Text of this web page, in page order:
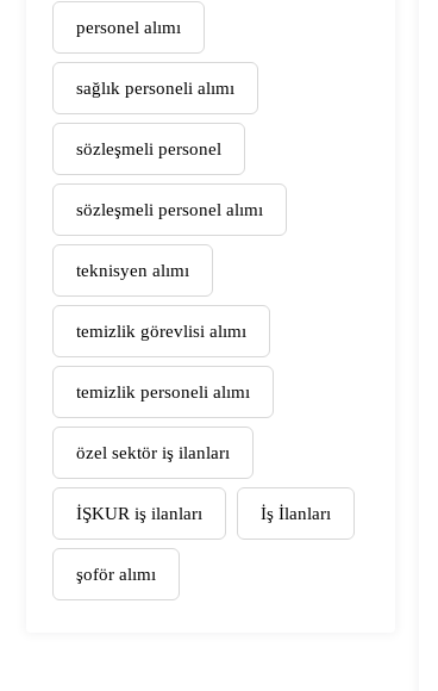
personel alımı
sağlık personeli alımı
sözleşmeli personel
sözleşmeli personel alımı
teknisyen alımı
temizlik görevlisi alımı
temizlik personeli alımı
özel sektör iş ilanları
İŞKUR iş ilanları İş İlanları
şoför alımı